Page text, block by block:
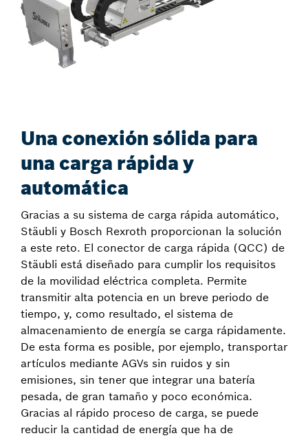
Una conexión sólida para
una carga rápida y
automática
Gracias a su sistema de carga rápida automático,
Stäubli y Bosch Rexroth proporcionan la solución
a este reto. El conector de carga rápida (QCC) de
Stäubli está diseñado para cumplir los requisitos
de la movilidad eléctrica completa. Permite
transmitir alta potencia en un breve periodo de
tiempo, y, como resultado, el sistema de
almacenamiento de energía se carga rápidamente.
De esta forma es posible, por ejemplo, transportar
artículos mediante AGVs sin ruidos y sin
emisiones, sin tener que integrar una batería
pesada, de gran tamaño y poco económica.
Gracias al rápido proceso de carga, se puede
reducir la cantidad de energía que ha de